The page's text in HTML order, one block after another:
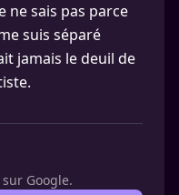
ne sais pas parce
suis séparé
jamais le deuil de
Google.